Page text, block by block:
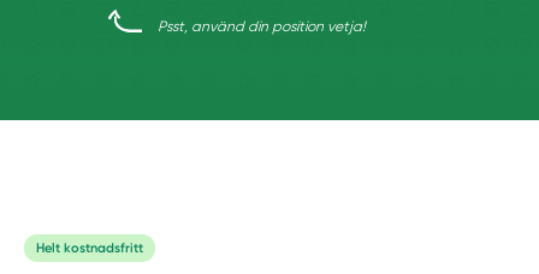
Psst, använd din position vetja!
Helt kostnadsfritt